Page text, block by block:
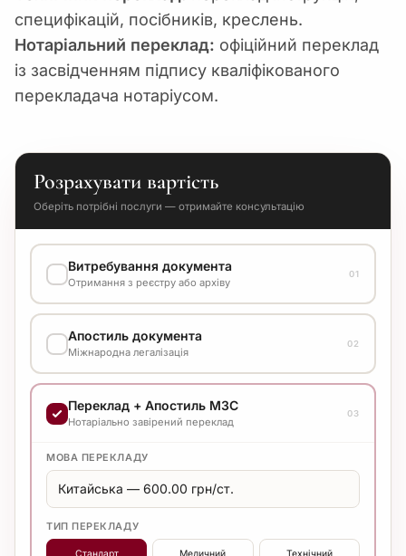
специфікацій, посібників, креслень.
Нотаріальний переклад: офіційний переклад
із засвідченням підпису кваліфікованого
перекладача нотаріусом.
Розрахувати вартість
Оберіть потрібні послуги — отримайте консультацію
Витребування документа
Отримання з реєстру або архіву
01
ВАРІАНТ ВИКОНАННЯ
Уточнюйте вартість у менеджера
Апостиль документа
Міжнародна легалізація
02
ВАРІАНТ ВИКОНАННЯ
Уточнюйте вартість у менеджера
Переклад + Апостиль МЗС
Нотаріально завірений переклад
03
МОВА ПЕРЕКЛАДУ
ТИП ПЕРЕКЛАДУ